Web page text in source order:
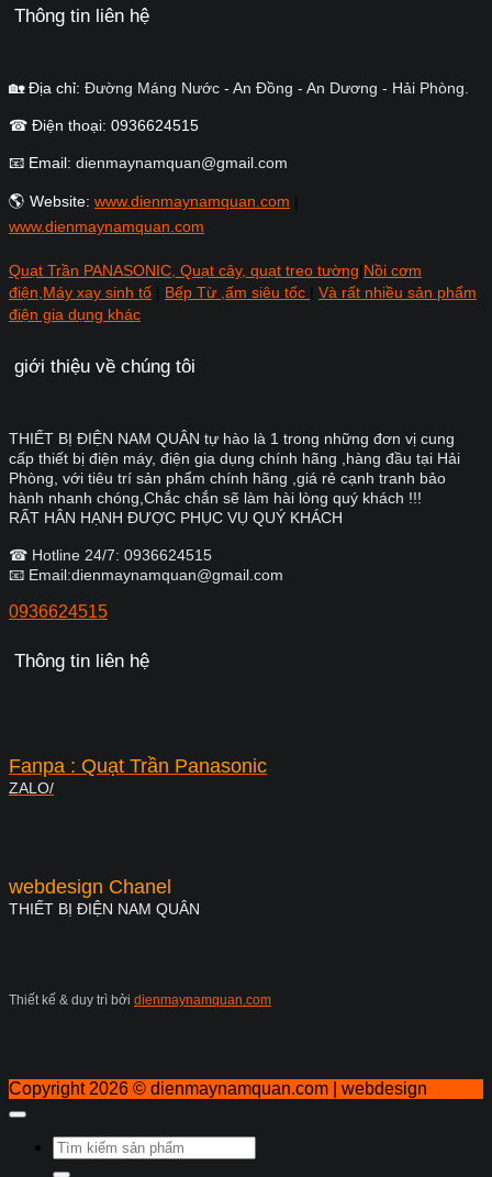
Thông tin liên hệ
🏡 Địa chỉ: Đường Máng Nước - An Đồng - An Dương - Hải Phòng.
☎ Điện thoại: 0936624515
📧 Email: dienmaynamquan@gmail.com
🌎 Website: www.dienmaynamquan.com
www.dienmaynamquan.com
Quạt Trần PANASONIC, Quạt cây, quạt treo tường Nồi cơm
điện,Máy xay sinh tố
Bếp Từ ,ấm siêu tốc
Và rất nhiều sản phẩm
điện gia dụng khác
giới thiệu về chúng tôi
THIẾT BỊ ĐIỆN NAM QUÂN tự hào là 1 trong những đơn vị cung
cấp thiết bị điện máy, điện gia dụng chính hãng ,hàng đầu tại Hải
Phòng, với tiêu trí sản phẩm chính hãng ,giá rẻ cạnh tranh bảo
hành nhanh chóng,Chắc chắn sẽ làm hài lòng quý khách !!!
RẤT HÂN HẠNH ĐƯỢC PHỤC VỤ QUÝ KHÁCH
☎ Hotline 24/7: 0936624515
📧 Email:dienmaynamquan@gmail.com
0936624515
Thông tin liên hệ
Fanpa : Quạt Trần Panasonic
ZALO/
webdesign Chanel
THIẾT BỊ ĐIỆN NAM QUÂN
Thiết kế & duy trì bởi dienmaynamquan.com
Copyright 2026 © dienmaynamquan.com | webdesign
Tìm
kiếm: